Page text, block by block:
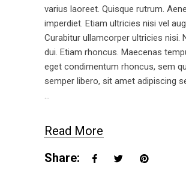
varius laoreet. Quisque rutrum.
imperdiet. Etiam ultricies nisi vel
Curabitur ullamcorper ultricies nisi.
dui. Etiam rhoncus. Maecenas
eget condimentum rhoncus, sem
semper libero, sit amet adipiscing
Read More
Share: